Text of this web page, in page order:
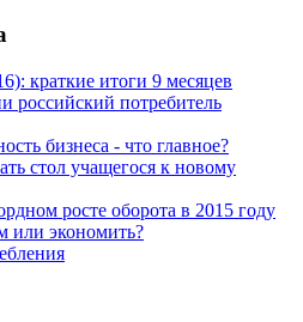
краткие итоги 9 месяцев
российский потребитель
бизнеса - что главное?
стол учащегося к новому
росте оборота в 2015 году
или экономить?